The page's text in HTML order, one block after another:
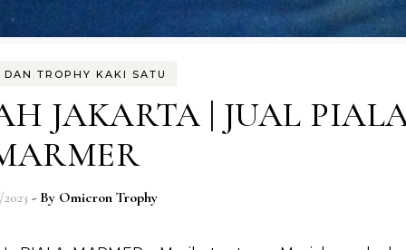
DAN TROPHY KAKI SATU
JAKARTA | JUAL
- By Omicron Trophy